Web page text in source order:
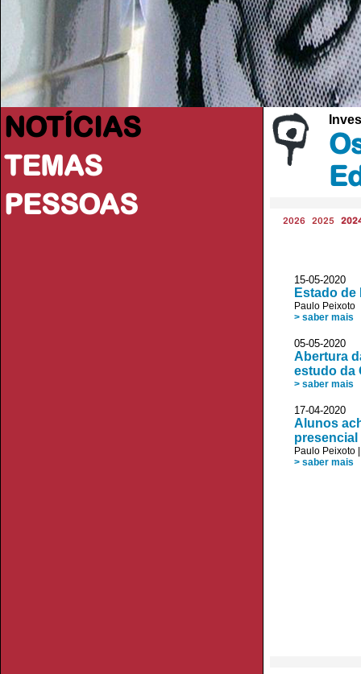
NOTÍCIAS
TEMAS
PESSOAS
2026 2025
15-05-
Estado de
Paulo Peixoto
> saber mais
05-05-
Abertura
estudo da
> saber mais
17-04-2020
Alunos
presencial
Paulo Peixoto
> saber mais